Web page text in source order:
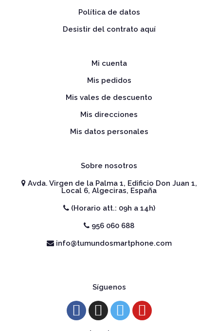
Política de datos
Desistir del contrato aquí
Mi cuenta
Mis pedidos
Mis vales de descuento
Mis direcciones
Mis datos personales
Sobre nosotros
Avda. Virgen de la Palma 1, Edificio Don Juan 1,
Local 6, Algeciras, España
(Horario att.: 09h a 14h)
956 060 688
info@tumundosmartphone.com
Síguenos